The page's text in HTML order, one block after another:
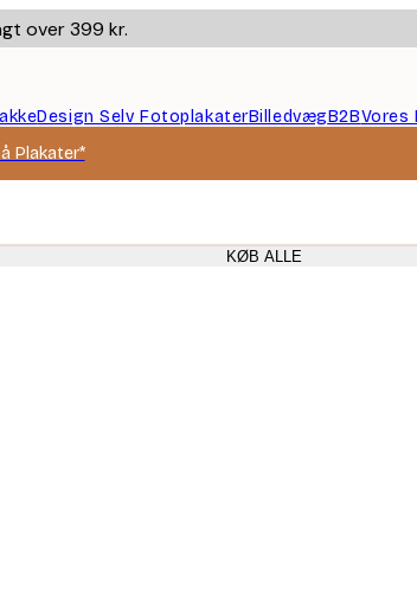
over 399 kr.
Design Selv FotoplakaterBilledvægB2BVores
Plakater*
KØB ALLE